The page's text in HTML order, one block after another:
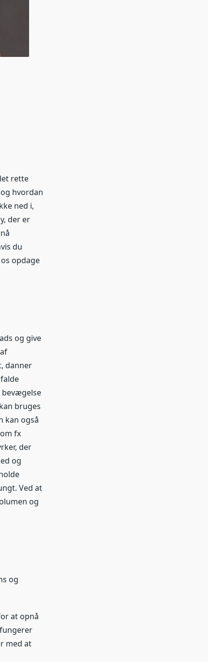
rette
hvordan
ned i,
der er
du
opdage
og give
danner
bevægelse
bruges
kan også
fx
der
og
Ved at
og
og
at opnå
med at